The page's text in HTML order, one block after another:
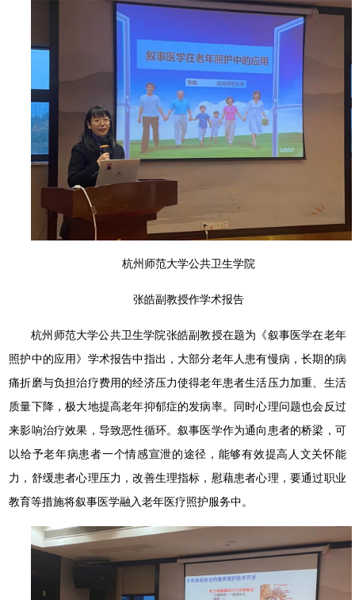
杭州师范大学公共卫生学院
张皓副教授作学术报告
杭州师范大学公共卫生学院张皓副教授在题为《叙事医学在老年
照护中的应用》学术报告中指出，大部分老年人患有慢病，长期的病
痛折磨与负担治疗费用的经济压力使得老年患者生活压力加重、生活
质量下降，极大地提高老年抑郁症的发病率。同时心理问题也会反过
来影响治疗效果，导致恶性循环。叙事医学作为通向患者的桥梁，可
以给予老年病患者一个情感宣泄的途径，能够有效提高人文关怀能
力，舒缓患者心理压力，改善生理指标，慰藉患者心理，要通过职业
教育等措施将叙事医学融入老年医疗照护服务中。